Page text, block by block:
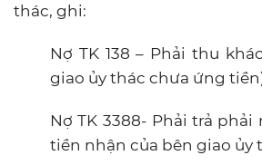
thác, ghi:
Nợ TK 138 – Phải thu
giao ủy thác chưa ứng
Nợ TK 3388- Phải trả
tiền nhận của bên giao ủy